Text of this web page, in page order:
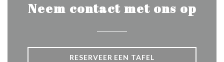
Neem contact met ons op
RESERVEER EEN TAFEL